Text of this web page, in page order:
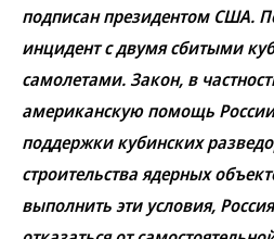
подписан президентом США.
инцидент с двумя сбитыми
самолетами. Закон, в
американскую помощь
поддержки кубинских
строительства ядерных
выполнить эти условия,